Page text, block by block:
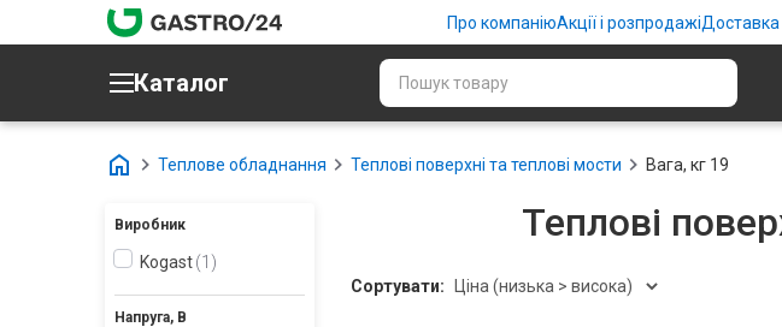
Про компаніюАкції і розпродажіДоставка
Каталог
Теплове обладнання Теплові поверхні та теплові мости Вага, кг 19
Виробник
Kogast 1
Напруга, В
Теплові
Сортувати: